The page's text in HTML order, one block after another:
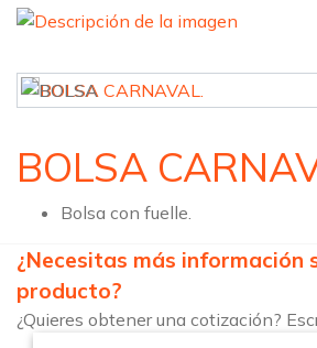
BOLSA
Bolsa con fuelle.
¿Necesitas más información
producto?
¿Quieres obtener una cotización?